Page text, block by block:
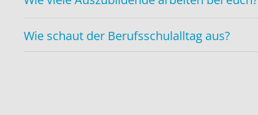
Wie schaut der Berufsschulalltag aus?